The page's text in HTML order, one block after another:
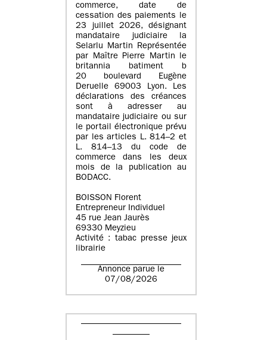
commerce, date de
cessation des paiements le
23 juillet 2026, désignant
mandataire judiciaire la
Selarlu Martin Représentée
par Maître Pierre Martin le
britannia batiment b
20 boulevard Eugène
Deruelle 69003 Lyon. Les
déclarations des créances
sont à adresser au
mandataire judiciaire ou sur
le portail électronique prévu
par les articles L. 814–2 et
L. 814–13 du code de
commerce dans les deux
mois de la publication au
BODACC.
BOISSON Florent
Entrepreneur Individuel
45 rue Jean Jaurès
69330 Meyzieu
Activité : tabac presse jeux
librairie
Annonce parue le
07/08/2026